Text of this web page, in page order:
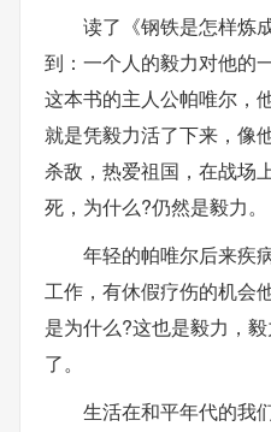
读了《钢铁是怎样炼
到：一个人的毅力对他的
这本书的主人公帕唯尔，
就是凭毅力活了下来，像
杀敌，热爱祖国，在战场
死，为什么?仍然是毅力。
年轻的帕唯尔后来疾
工作，有休假疗伤的机会
是为什么?这也是毅力，
了。
生活在和平年代的我